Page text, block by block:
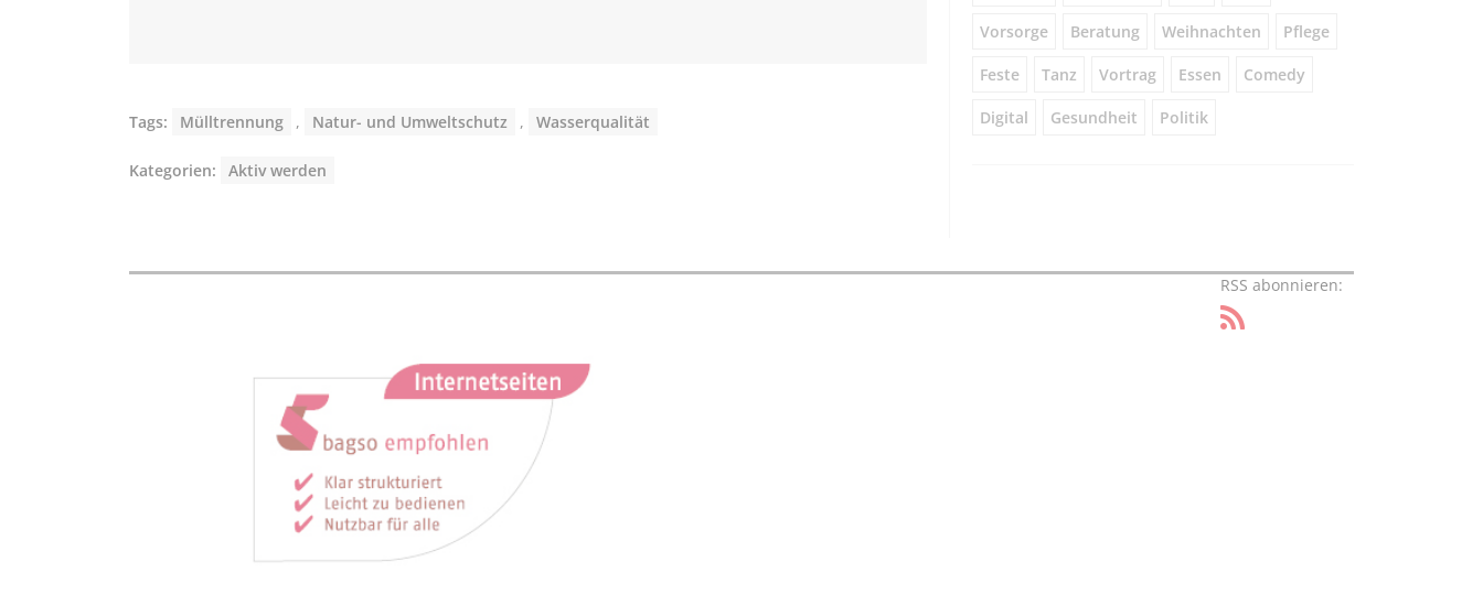
Tags: Mülltrennung , Natur- und Umweltschutz , Wasserqualität
Kategorien: Aktiv werden
Vorsorge Beratung Weihnachten Pflege
Feste Tanz Vortrag Essen Comedy
Digital Gesundheit Politik
RSS abonnieren: